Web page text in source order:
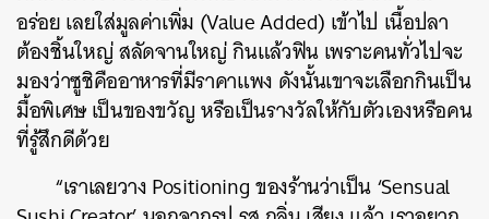
อร่อย เลยใส่มูลค่าเพิ่ม (Value Added) เข้าไป เนื้อปลา
ต้องชิ้นใหญ่ สลัดจานใหญ่ กินแล้วฟิน เพราะคนทั่วไปจะ
มองว่าซูชิคืออาหารที่มีราคาแพง ดังนั้นเขาจะเลือกกินเป็น
มื้อพิเศษ เป็นของขวัญ หรือเป็นรางวัลให้กับตัวเองหรือคน
ที่รู้สึกดีด้วย
“เราเลยวาง Positioning ของร้านว่าเป็น ‘Sensual